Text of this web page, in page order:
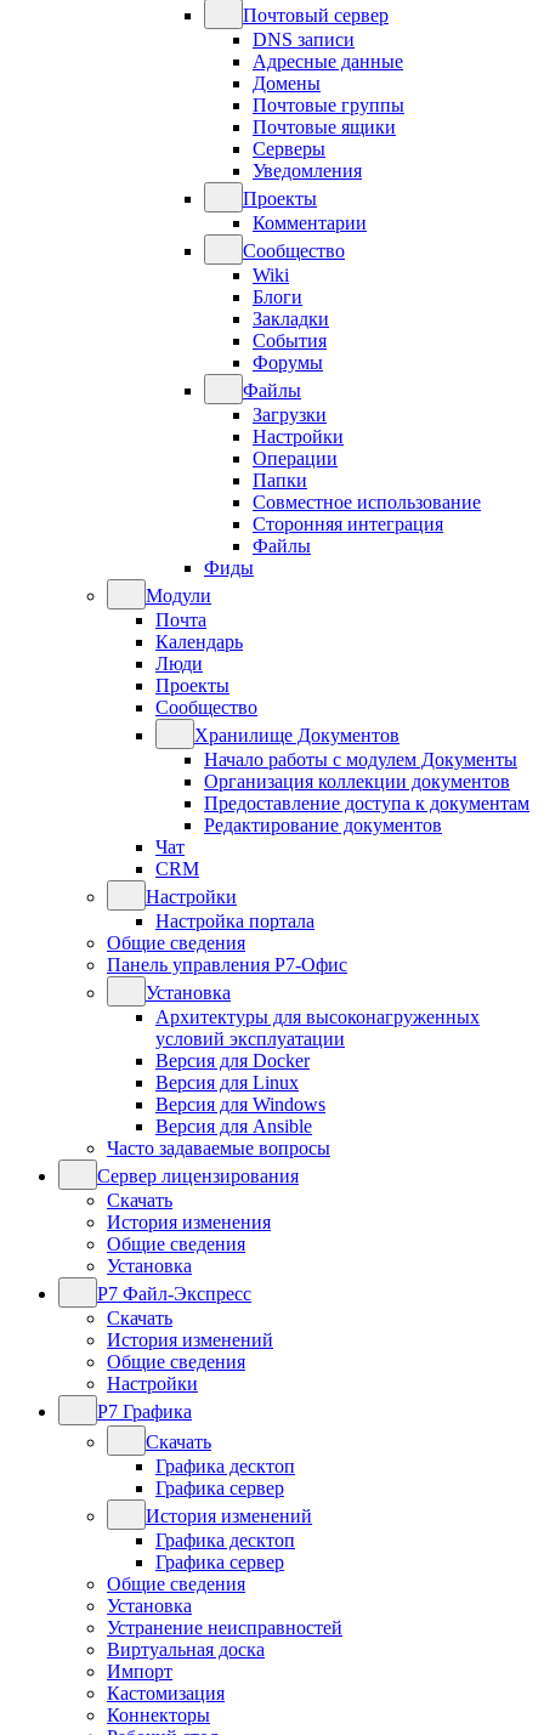
Почтовый сервер
DNS записи
Адресные данные
Домены
Почтовые группы
Почтовые ящики
Серверы
Уведомления
Проекты
Комментарии
Сообщество
Wiki
Блоги
Закладки
События
Форумы
Файлы
Загрузки
Настройки
Операции
Папки
Совместное использование
Сторонняя интеграция
Файлы
Фиды
Модули
Почта
Календарь
Люди
Проекты
Сообщество
Хранилище Документов
Начало работы с модулем Документы
Организация коллекции документов
Предоставление доступа к документам
Редактирование документов
Чат
CRM
Настройки
Настройка портала
Общие сведения
Панель управления Р7-Офис
Установка
Архитектуры для высоконагруженных
условий эксплуатации
Версия для Docker
Версия для Linux
Версия для Windows
Версия для Ansible
Часто задаваемые вопросы
Сервер лицензирования
Скачать
История изменения
Общие сведения
Установка
Р7 Файл-Экспресс
Скачать
История изменений
Общие сведения
Настройки
Р7 Графика
Скачать
Графика десктоп
Графика сервер
История изменений
Графика десктоп
Графика сервер
Общие сведения
Установка
Устранение неисправностей
Виртуальная доска
Импорт
Кастомизация
Коннекторы